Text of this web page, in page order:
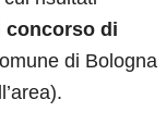
concorso di
di Bologna